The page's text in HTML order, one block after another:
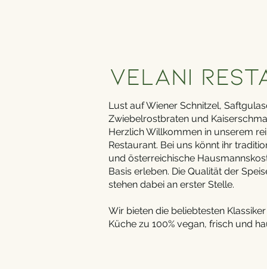
Velani
Lust auf Wiener Schnitzel,
Zwiebelrostbraten und
Herzlich Willkommen in unserem
Restaurant. Bei uns könnt ihr
und österreichische
Basis erleben. Die Qualität der
stehen dabei an erster Stelle.
Wir bieten die beliebtesten
Küche zu 100% vegan, frisch und